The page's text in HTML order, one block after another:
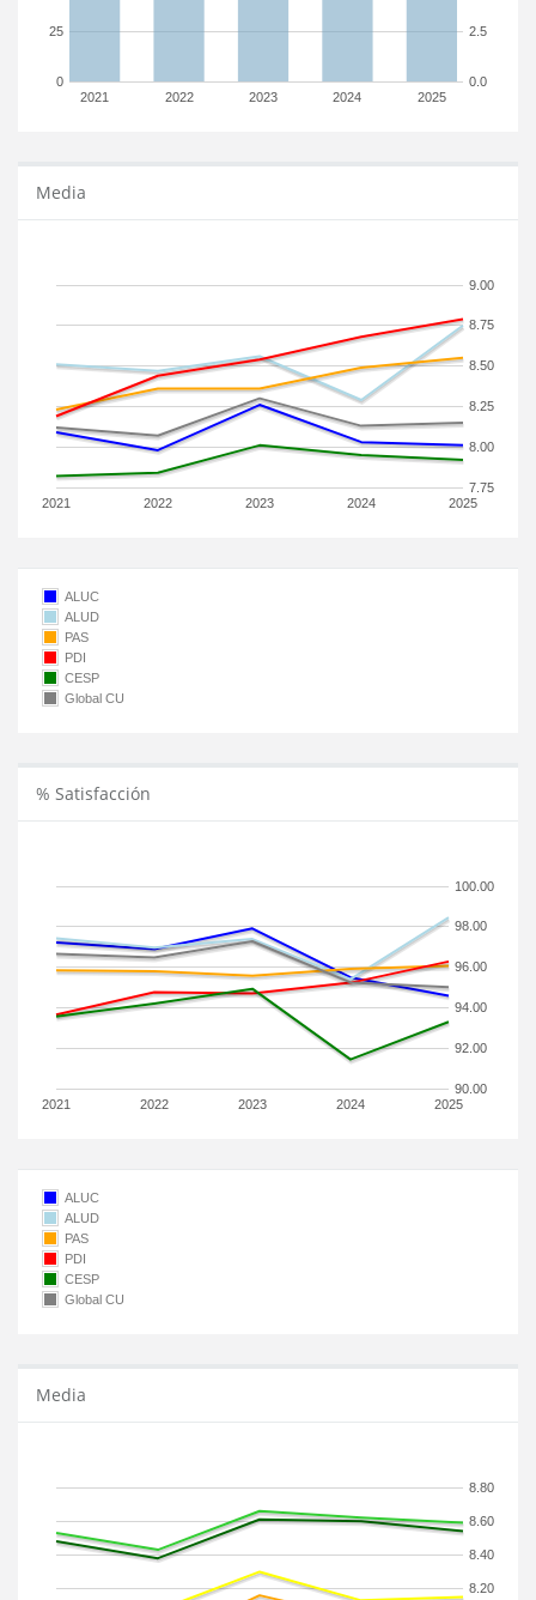
2021 2022 2023 2024 2025
0
25
0.0
2.5
Media
2021 2022 2023 2024 2025
7.75
8.00
8.25
8.50
8.75
9.00
ALUC
ALUD
PAS
PDI
CESP
Global CU
% Satisfacción
2021 2022 2023 2024 2025
90.00
92.00
94.00
96.00
98.00
100.00
ALUC
ALUD
PAS
PDI
CESP
Global CU
Media
8.20
8.40
8.60
8.80